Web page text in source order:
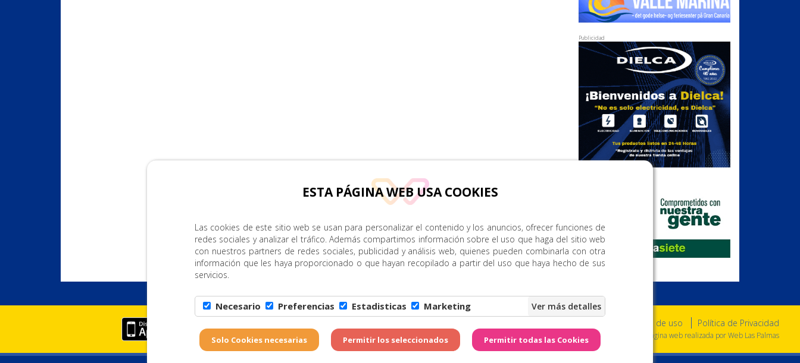
Publicidad
Condiciones de uso Política de Privacidad
Copyright © Zona Amarilla. Todos los derechos reservados. - Página web realizada porWeb Las Palmas
ESTA PÁGINA WEB USA COOKIES
Las cookies de este sitio web se usan para personalizar el contenido y los anuncios, ofrecer funciones de
redes sociales y analizar el tráfico. Además compartimos información sobre el uso que haga del sitio web
con nuestros partners de redes sociales, publicidad y análisis web, quienes pueden combinarla con otra
información que les haya proporcionado o que hayan recopilado a partir del uso que haya hecho de sus
servicios.
Necesario Preferencias Estadisticas Marketing